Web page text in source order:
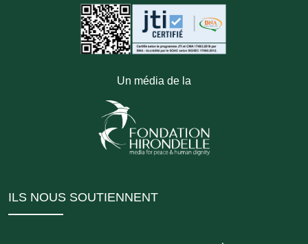
Un média de la
ILS NOUS SOUTIENNENT